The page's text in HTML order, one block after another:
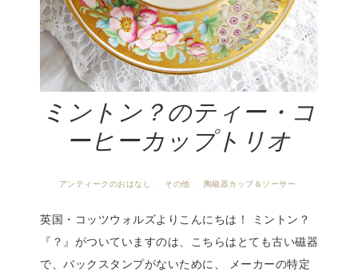
ミントン？のティー・コ
ーヒーカップトリオ
アンティークのおはなし · その他 · 陶磁器カップ＆ソーサー
英国・コッツウォルズよりこんにちは！ ミントン？
『？』がついていますのは、こちらはとても古い磁器
で、バックスタンプがないために、 メーカーの特定